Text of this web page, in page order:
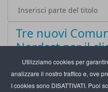
Utilizziamo cookies per
analizzare il nostro traffico e, ove
I cookies sono DISATTIVATI. Puoi
Inserisci parte del titolo
Tre nuovi
Nordest per il
del Gruppo Selex